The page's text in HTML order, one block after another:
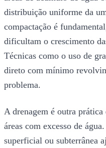
distribuição uniforme da
compactação é
dificultam o crescimento
Técnicas como o uso de
direto com mínimo
problema.
A drenagem é outra
áreas com excesso de
superficial ou subterrânea